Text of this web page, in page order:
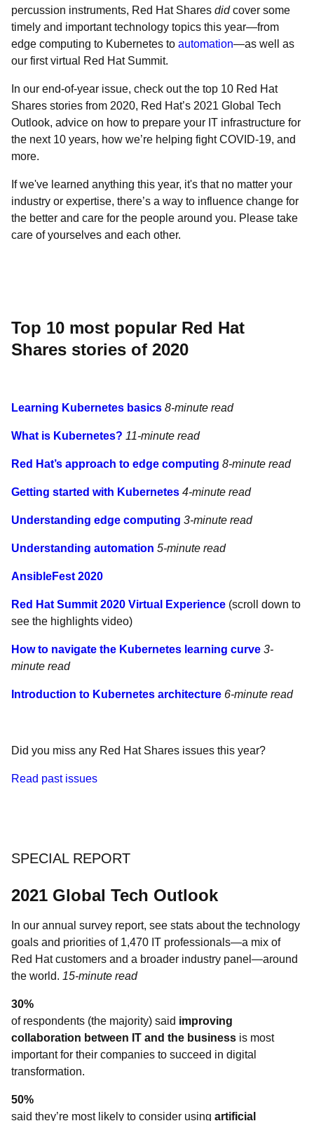
percussion instruments, Red Hat Shares didcover some
timely and important technology topics this year―from
edge computing to Kubernetes to automation―as well as
our first virtual Red Hat Summit.
In our end-of-year issue, check out the top 10 Red Hat
Shares stories from 2020, Red Hat’s 2021 Global Tech
Outlook, advice on how to prepare your IT infrastructure for
the next 10 years, how we’re helping fight COVID-19, and
more.
If we've learned anything this year, it's that no matter your
industry or expertise, there’s a way to influence change for
the better and care for the people around you. Please take
care of yourselves and each other.
Top 10 most popular Red Hat
Shares stories of 2020
Learning Kubernetes basics 8-minute read
What is Kubernetes? 11-minute read
Red Hat’s approach to edge computing 8-minute read
Getting started with Kubernetes 4-minute read
Understanding edge computing 3-minute read
Understanding automation 5-minute read
AnsibleFest 2020
Red Hat Summit 2020 Virtual Experience (scroll down to
see the highlights video)
How to navigate the Kubernetes learning curve 3-
minute read
Introduction to Kubernetes architecture 6-minute read
Did you miss any Red Hat Shares issues this year?
Read past issues
SPECIAL REPORT
2021 Global Tech Outlook
In our annual survey report, see stats about the technology
goals and priorities of 1,470 IT professionals―a mix of
Red Hat customers and a broader industry panel―around
the world. 15-minute read
30%
of respondents (the majority) said improving
collaboration between IT and the business is most
important for their companies to succeed in digital
transformation.
50%
said they’re most likely to consider using artificial